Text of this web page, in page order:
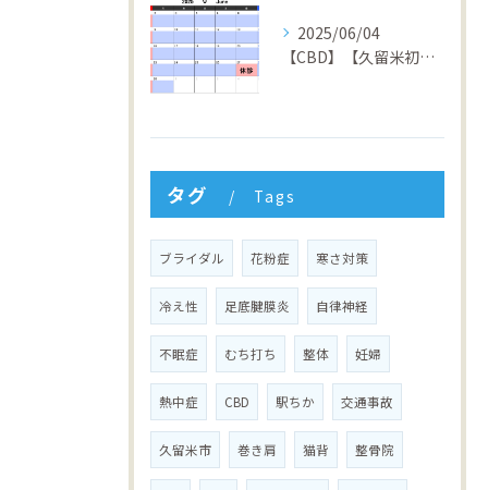
2025/06/04
【CBD】【久留米初】【矯正】【交通事故】【筋膜リリース】【久留米】【整骨院】ZEN駅前整骨院
タグ Tags
ブライダル 花粉症 寒さ対策
冷え性 足底腱膜炎 自律神経
不眠症 むち打ち 整体 妊婦
熱中症 CBD 駅ちか 交通事故
久留米市 巻き肩 猫背 整骨院